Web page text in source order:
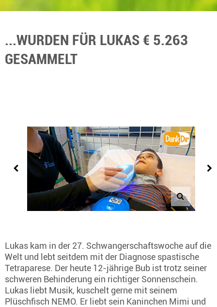
...WURDEN FÜR LUKAS € 5.263
GESAMMELT
Lukas kam in der 27. Schwangerschaftswoche auf die
Welt und lebt seitdem mit der Diagnose spastische
Tetraparese. Der heute 12-jährige Bub ist trotz seiner
schweren Behinderung ein richtiger Sonnenschein.
Lukas liebt Musik, kuschelt gerne mit seinem
Plüschfisch NEMO. Er liebt sein Kaninchen Mimi und